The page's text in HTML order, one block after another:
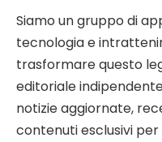
Siamo un gruppo di
tecnologia e
trasformare questo
editoriale
notizie aggiornate,
contenuti esclusivi